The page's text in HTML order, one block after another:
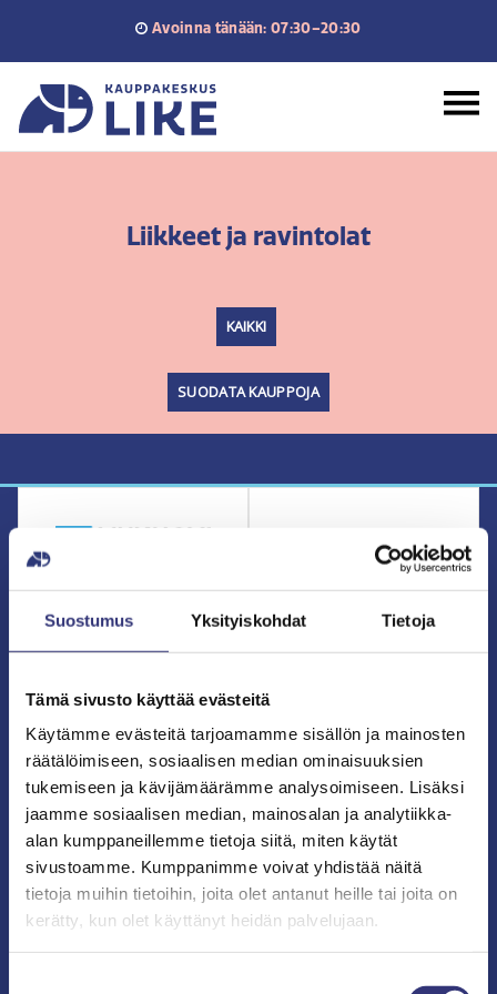
Suostumus Yksityiskohdat Tietoja
Tämä sivusto käyttää evästeitä
Käytämme evästeitä tarjoamamme sisällön ja mainosten
räätälöimiseen, sosiaalisen median ominaisuuksien
tukemiseen ja kävijämäärämme analysoimiseen. Lisäksi
jaamme sosiaalisen median, mainosalan ja analytiikka-
alan kumppaneillemme tietoja siitä, miten käytät
sivustoamme. Kumppanimme voivat yhdistää näitä
tietoja muihin tietoihin, joita olet antanut heille tai joita on
kerätty, kun olet käyttänyt heidän palvelujaan.
Avoinna tänään: 07:30–20:30
Liikkeet ja ravintolat
KAIKKI
SUODATA KAUPPOJA
Liukuovitukku.fi
Showroom
Marimekko
ma–pe: 10–20
la: 10–18
su: 12–16
Novafloor
lattianäyttely
ma–pe: 09–20 la: 9–20
su: 9–18:30